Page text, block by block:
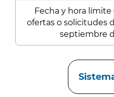
Fecha y hora
ofertas o solicitudes
septiembre